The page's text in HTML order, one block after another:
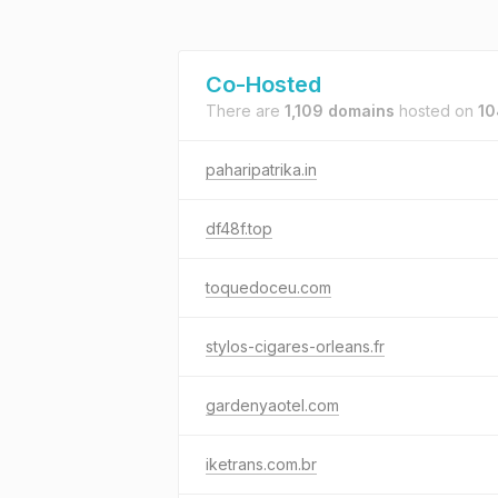
Co-Hosted
There are 1,109 domains hosted on
paharipatrika.in
df48f.top
toquedoceu.com
stylos-cigares-orleans.fr
gardenyaotel.com
iketrans.com.br